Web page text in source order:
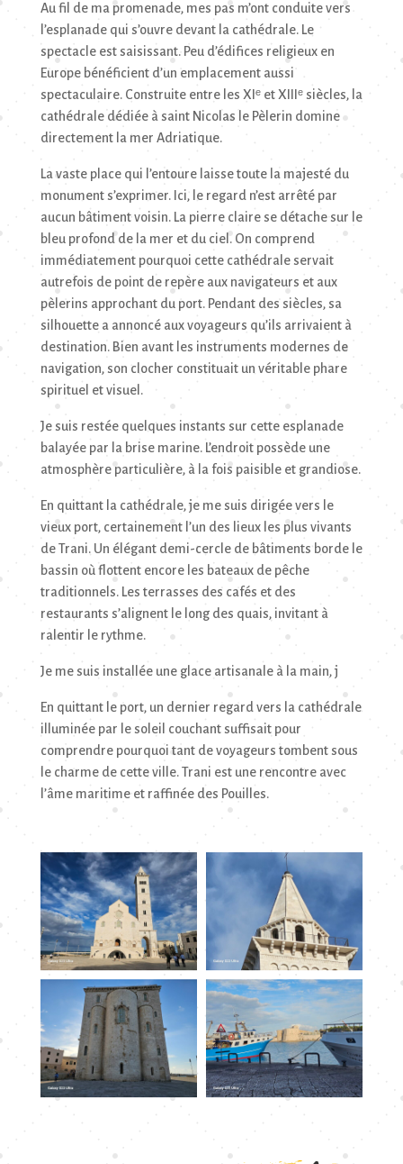
Au fil de ma promenade, mes pas m’ont conduite vers
l’esplanade qui s’ouvre devant la cathédrale. Le
spectacle est saisissant. Peu d’édifices religieux en
Europe bénéficient d’un emplacement aussi
spectaculaire. Construite entre les XIᵉ et XIIIᵉ siècles, la
cathédrale dédiée à saint Nicolas le Pèlerin domine
directement la mer Adriatique.
La vaste place qui l’entoure laisse toute la majesté du
monument s’exprimer. Ici, le regard n’est arrêté par
aucun bâtiment voisin. La pierre claire se détache sur le
bleu profond de la mer et du ciel. On comprend
immédiatement pourquoi cette cathédrale servait
autrefois de point de repère aux navigateurs et aux
pèlerins approchant du port. Pendant des siècles, sa
silhouette a annoncé aux voyageurs qu’ils arrivaient à
destination. Bien avant les instruments modernes de
navigation, son clocher constituait un véritable phare
spirituel et visuel.
Je suis restée quelques instants sur cette esplanade
balayée par la brise marine. L’endroit possède une
atmosphère particulière, à la fois paisible et grandiose.
En quittant la cathédrale, je me suis dirigée vers le
vieux port, certainement l’un des lieux les plus vivants
de Trani. Un élégant demi-cercle de bâtiments borde le
bassin où flottent encore les bateaux de pêche
traditionnels. Les terrasses des cafés et des
restaurants s’alignent le long des quais, invitant à
ralentir le rythme.
Je me suis installée une glace artisanale à la main, j
En quittant le port, un dernier regard vers la cathédrale
illuminée par le soleil couchant suffisait pour
comprendre pourquoi tant de voyageurs tombent sous
le charme de cette ville. Trani est une rencontre avec
l’âme maritime et raffinée des Pouilles.